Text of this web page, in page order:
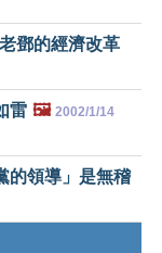
鄧的經濟改革
雷 🖼️ 2002/1/14
的領導」是無稽